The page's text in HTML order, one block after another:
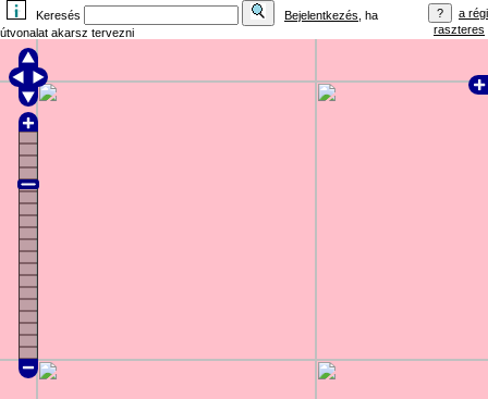
Keresés Bejelentkezés , ha
útvonalat akarsz tervezni
a régi
raszteres